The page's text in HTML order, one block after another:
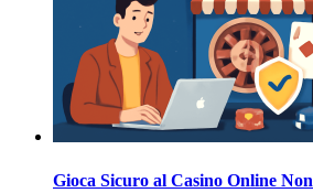
Gioca Sicuro al Casino Online